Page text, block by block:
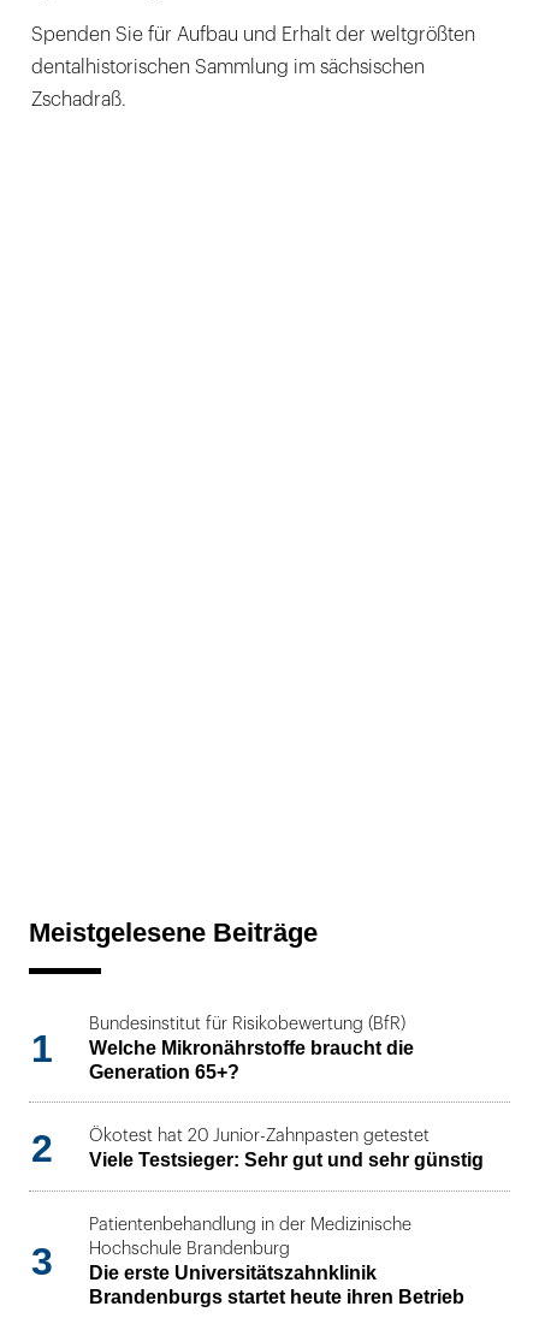
Spenden Sie für Aufbau und Erhalt der weltgrößten
dentalhistorischen Sammlung im sächsischen
Zschadraß.
Meistgelesene Beiträge
1
Bundesinstitut für Risikobewertung (BfR)
Welche Mikronährstoffe braucht die
Generation 65+?
2 Ökotest hat 20 Junior-Zahnpasten getestet
Viele Testsieger: Sehr gut und sehr günstig
3
Patientenbehandlung in der Medizinische
Hochschule Brandenburg
Die erste Universitätszahnklinik
Brandenburgs startet heute ihren Betrieb